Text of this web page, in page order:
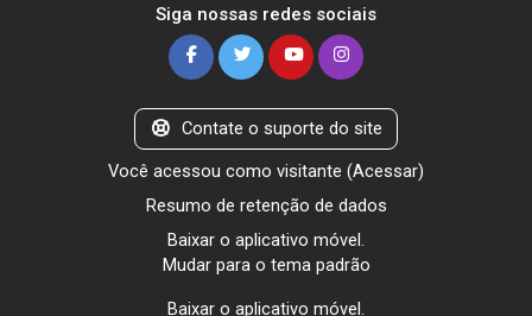
Siga nossas redes sociais
Contate o suporte do site
Você acessou como visitante (Acessar)
Resumo de retenção de dados
Baixar o aplicativo móvel.
Mudar para o tema padrão
Baixar o aplicativo móvel.